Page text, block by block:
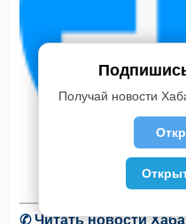
✆Читать новости
Получай новости